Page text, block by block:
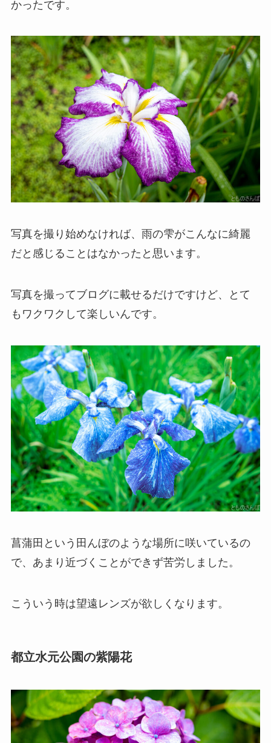
かったです。
写真を撮り始めなければ、雨の雫がこんなに綺麗
だと感じることはなかったと思います。
写真を撮ってブログに載せるだけですけど、とて
もワクワクして楽しいんです。
菖蒲田という田んぼのような場所に咲いているの
で、あまり近づくことができず苦労しました。
こういう時は望遠レンズが欲しくなります。
都立水元公園の紫陽花